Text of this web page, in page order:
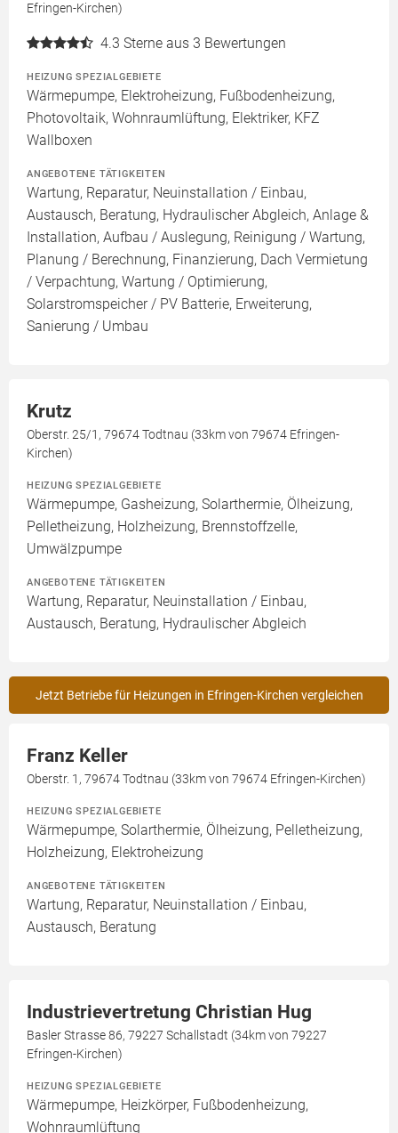
Efringen-Kirchen)
4.3 Sterne aus 3 Bewertungen
HEIZUNG SPEZIALGEBIETE
Wärmepumpe, Elektroheizung, Fußbodenheizung,
Photovoltaik, Wohnraumlüftung, Elektriker, KFZ
Wallboxen
ANGEBOTENE TÄTIGKEITEN
Wartung, Reparatur, Neuinstallation / Einbau,
Austausch, Beratung, Hydraulischer Abgleich, Anlage &
Installation, Aufbau / Auslegung, Reinigung / Wartung,
Planung / Berechnung, Finanzierung, Dach Vermietung
/ Verpachtung, Wartung / Optimierung,
Solarstromspeicher / PV Batterie, Erweiterung,
Sanierung / Umbau
Krutz
Oberstr. 25/1, 79674 Todtnau (33km von 79674 Efringen-
Kirchen)
HEIZUNG SPEZIALGEBIETE
Wärmepumpe, Gasheizung, Solarthermie, Ölheizung,
Pelletheizung, Holzheizung, Brennstoffzelle,
Umwälzpumpe
ANGEBOTENE TÄTIGKEITEN
Wartung, Reparatur, Neuinstallation / Einbau,
Austausch, Beratung, Hydraulischer Abgleich
Jetzt Betriebe für Heizungen in Efringen-Kirchen vergleichen
Franz Keller
Oberstr. 1, 79674 Todtnau (33km von 79674 Efringen-Kirchen)
HEIZUNG SPEZIALGEBIETE
Wärmepumpe, Solarthermie, Ölheizung, Pelletheizung,
Holzheizung, Elektroheizung
ANGEBOTENE TÄTIGKEITEN
Wartung, Reparatur, Neuinstallation / Einbau,
Austausch, Beratung
Industrievertretung Christian Hug
Basler Strasse 86, 79227 Schallstadt (34km von 79227
Efringen-Kirchen)
HEIZUNG SPEZIALGEBIETE
Wärmepumpe, Heizkörper, Fußbodenheizung,
Wohnraumlüftung